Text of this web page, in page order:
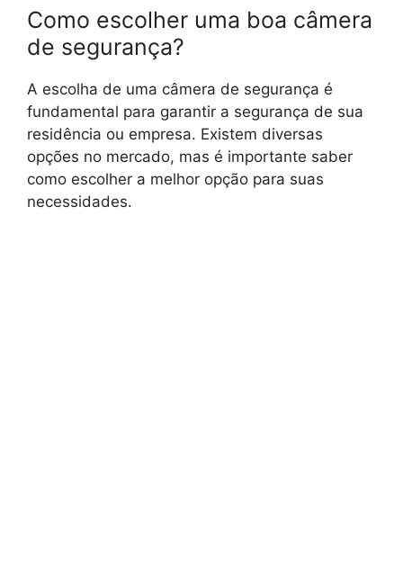
Como escolher uma boa câmera
de segurança?
A escolha de uma câmera de segurança é
fundamental para garantir a segurança de sua
residência ou empresa. Existem diversas
opções no mercado, mas é importante saber
como escolher a melhor opção para suas
necessidades.